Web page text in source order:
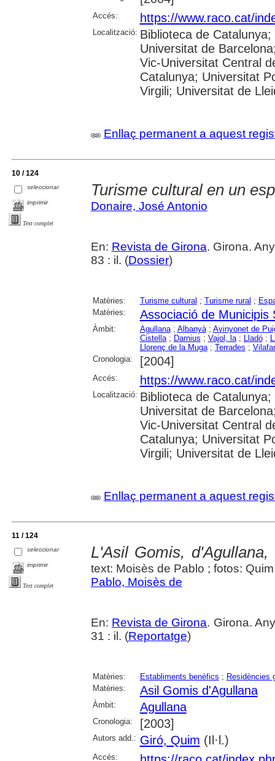
Accés: https://www.raco.cat/
Localització: Biblioteca de
Universitat de
Vic-Universitat Central
Catalunya; Universitat
Virgili; Universitat de
Enllaç permanent a aquest
10 / 124
seleccionar
imprimir
Text complet
Turisme cultural en un
Donaire, José Antonio
En: Revista de Girona. Girona.
83 : il. (Dossier)
Matèries: Turisme cultural ; Turisme rural ;
Matèries:
Associació de Municipis
Àmbit: Agullana; Albanyà; Avinyonet de
Cistella; Darnius ; Vajol, la; Lladó;
Llorenç de la Muga; Terrades ;
Cronologia:
[2004]
Accés: https://www.raco.cat/
Localització: Biblioteca de
Universitat de
Vic-Universitat Central
Catalunya; Universitat
Virgili; Universitat de
Enllaç permanent a aquest
11 / 124
seleccionar
imprimir
Text complet
L'Asil Gomis,
text: Moisès de Pablo ; fotos:
Pablo, Moisès de
En: Revista de Girona. Girona.
31 : il. (Reportatge)
Matèries: Establiments benèfics ; Residències
Matèries:
Asil Gomis d'Agullana
Àmbit: Agullana
Cronologia: [2003]
Autors add.: Giró, Quim (Il·l.)
Accés: